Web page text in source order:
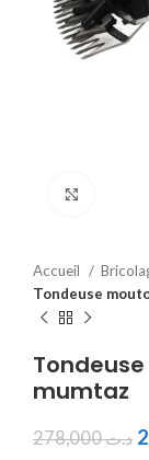
Click
Accueil
Tondeuse
mumtaz
د.ت278,000